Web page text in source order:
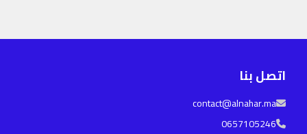
اتصل بنا
contact@alnahar.ma
0657105246